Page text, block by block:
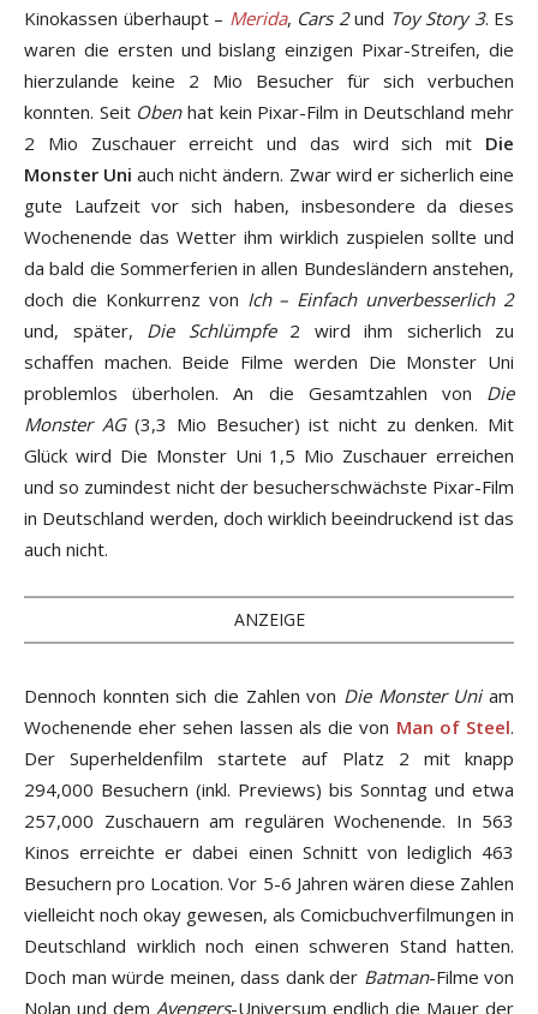
Kinokassen überhaupt – Merida, Cars 2und Toy Story 3. Es
waren die ersten und bislang einzigen Pixar-Streifen, die
hierzulande keine 2 Mio Besucher für sich verbuchen
konnten. Seit Obenhat kein Pixar-Film in Deutschland mehr
2 Mio Zuschauer erreicht und das wird sich mit Die
Monster Uni auch nicht ändern. Zwar wird er sicherlich eine
gute Laufzeit vor sich haben, insbesondere da dieses
Wochenende das Wetter ihm wirklich zuspielen sollte und
da bald die Sommerferien in allen Bundesländern anstehen,
doch die Konkurrenz von Ich – Einfach unverbesserlich 2
und, später, Die Schlümpfe2 wird ihm sicherlich zu
schaffen machen. Beide Filme werden Die Monster Uni
problemlos überholen. An die Gesamtzahlen von Die
Monster AG(3,3 Mio Besucher) ist nicht zu denken. Mit
Glück wird Die Monster Uni 1,5 Mio Zuschauer erreichen
und so zumindest nicht der besucherschwächste Pixar-Film
in Deutschland werden, doch wirklich beeindruckend ist das
auch nicht.
ANZEIGE
Dennoch konnten sich die Zahlen von Die Monster Uniam
Wochenende eher sehen lassen als die von Man of Steel.
Der Superheldenfilm startete auf Platz 2 mit knapp
294,000 Besuchern (inkl. Previews) bis Sonntag und etwa
257,000 Zuschauern am regulären Wochenende. In 563
Kinos erreichte er dabei einen Schnitt von lediglich 463
Besuchern pro Location. Vor 5-6 Jahren wären diese Zahlen
vielleicht noch okay gewesen, als Comicbuchverfilmungen in
Deutschland wirklich noch einen schweren Stand hatten.
Doch man würde meinen, dass dank der Batman-Filme von
Nolan und dem Avengers-Universum endlich die Mauer der